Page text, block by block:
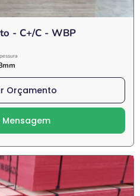
- C+/C - WBP
Orçamento
Mensagem